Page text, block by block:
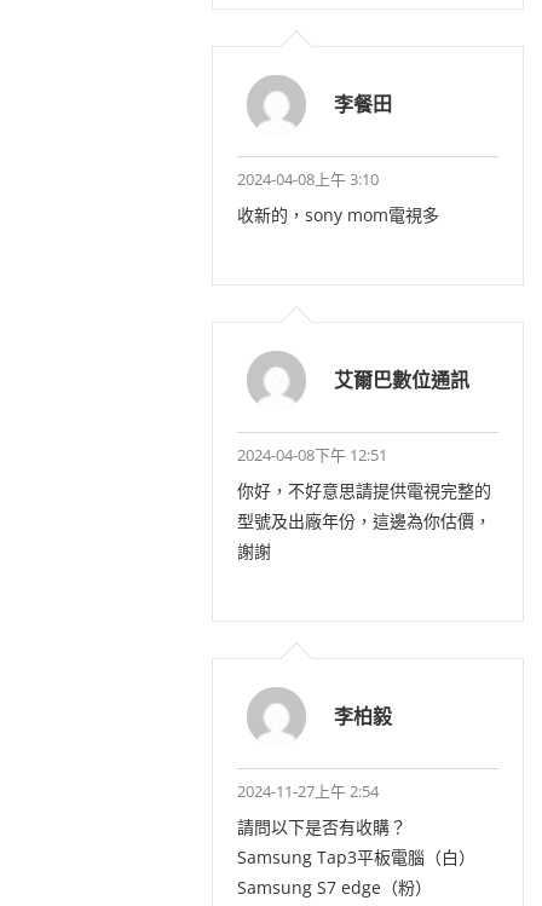
李餐田
2024-04-08上午 3:10
收新的，sony mom電視多
艾爾巴數位通訊
2024-04-08下午 12:51
你好，不好意思請提供電視完整的
型號及出廠年份，這邊為你估價，
謝謝
李柏毅
2024-11-27上午 2:54
請問以下是否有收購？
Samsung Tap3平板電腦（白）
Samsung S7 edge（粉）